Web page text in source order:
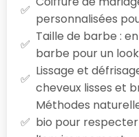
personnalisées
Taille de barbe :
barbe pour un
Lissage et
cheveux lisses et
Méthodes
bio pour